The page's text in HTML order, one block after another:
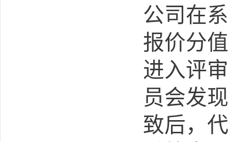
公司在
报价分
进入评
员会发
致后，